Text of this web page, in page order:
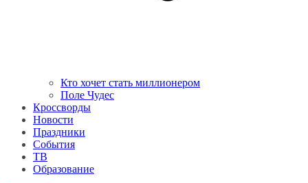
Кто хочет стать миллионером
Поле Чудес
Кроссворды
Новости
Праздники
События
ТВ
Образование